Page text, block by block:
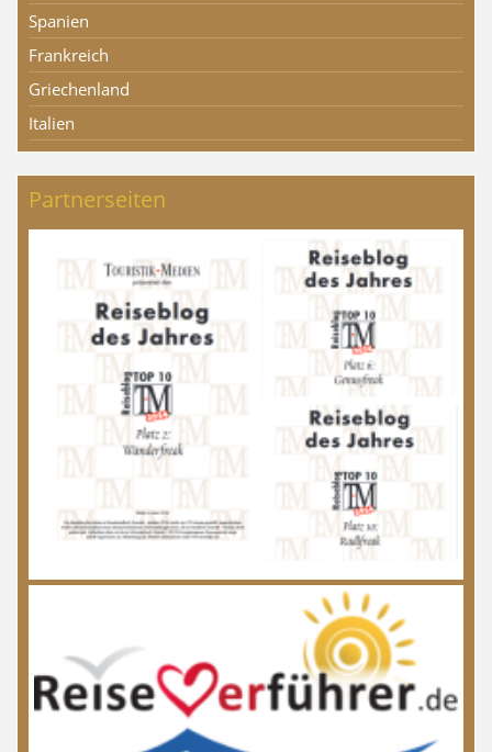
Spanien
Frankreich
Griechenland
Italien
Partnerseiten